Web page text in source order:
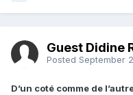
Guest Didine
Posted September
D’un coté comme de